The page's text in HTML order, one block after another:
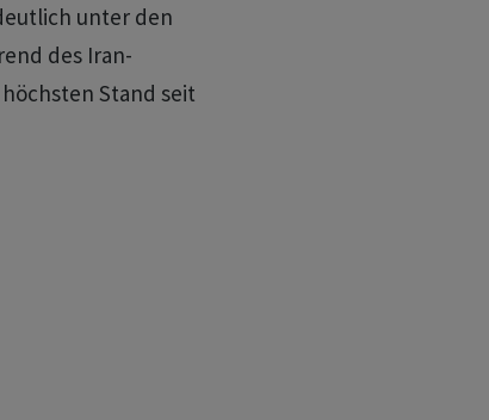
unter den
des Iran-
Stand seit